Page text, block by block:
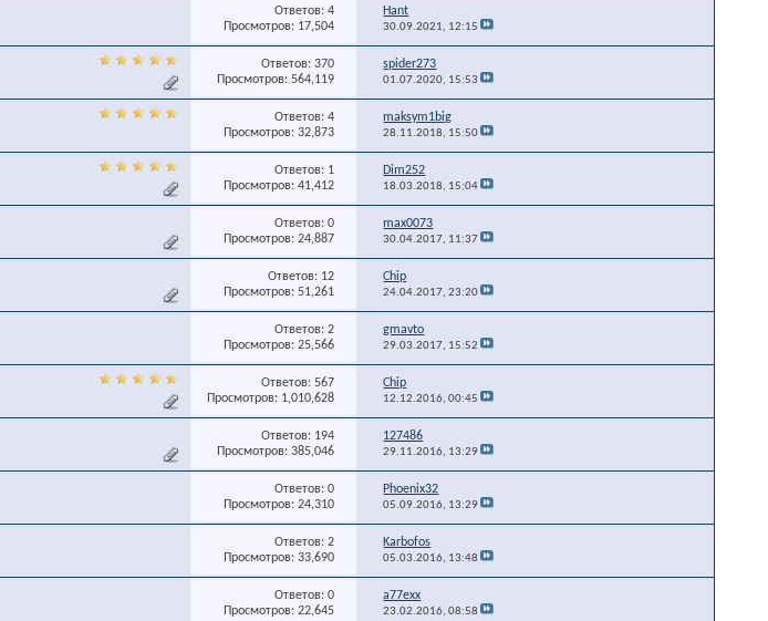
Ответов: 4
Просмотров: 17,504
Hant
30.09.2021, 12:15
Ответов: 370
Просмотров: 564,119
spider273
01.07.2020, 15:53
Ответов: 4
Просмотров: 32,873
maksym1big
28.11.2018, 15:50
Ответов: 1
Просмотров: 41,412
Dim252
18.03.2018, 15:04
Ответов: 0
Просмотров: 24,887
max0073
30.04.2017, 11:37
Ответов: 12
Просмотров: 51,261
Chip
24.04.2017,23:20
Ответов: 2
Просмотров: 25,566
gmavto
29.03.2017, 15:52
Ответов: 567
Просмотров: 1,010,628
Chip
12.12.2016,00:45
Ответов: 194
Просмотров: 385,046
127486
29.11.2016, 13:29
Ответов: 0
Просмотров: 24,310
Phoenix32
05.09.2016, 13:29
Ответов: 2
Просмотров: 33,690
Karbofos
05.03.2016, 13:48
Ответов: 0
Просмотров: 22,645
a77exx
23.02.2016,08:58